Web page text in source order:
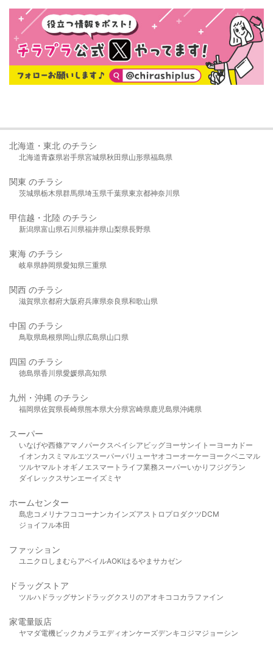
北海道・東北 のチラシ
北海道青森県岩手県宮城県秋田県山形県福島県
関東 のチラシ
茨城県栃木県群馬県埼玉県千葉県東京都神奈川県
甲信越・北陸 のチラシ
新潟県富山県石川県福井県山梨県長野県
東海 のチラシ
岐阜県静岡県愛知県三重県
関西 のチラシ
滋賀県京都府大阪府兵庫県奈良県和歌山県
中国 のチラシ
鳥取県島根県岡山県広島県山口県
四国 のチラシ
徳島県香川県愛媛県高知県
九州・沖縄 のチラシ
福岡県佐賀県長崎県熊本県大分県宮崎県鹿児島県沖縄県
スーパー
いなげや西條アマノパークスベイシア ビッグヨーサンイトーヨーカドー
イオンカスミ マルエツスーパーバリューヤオコーオーケー ヨークベニマル
ツルヤマルト オギノ エスマート ライフ業務スーパーいかり フジグラン
ダイレックスサンエーイズミヤ
ホームセンター
島忠 コメリ ナフコ コーナンカインズアストロプロダクツDCM
ジョイフル本田
ファッション
ユニクロ しまむら アベイルAOKIはるやま サカゼン
ドラッグストア
ツルハドラッグサンドラッグクスリのアオキ ココカラファイン
家電量販店
ヤマダ電機ビックカメラ エディオンケーズデンキ コジマジョーシン